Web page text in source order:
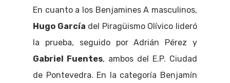
En cuanto a los Benjamines A masculinos,
Hugo García del Piragüismo Olívico lideró
la prueba, seguido por Adrián Pérez y
Gabriel Fuentes, ambos del E.P. Ciudad
de Pontevedra. En la categoría Benjamín